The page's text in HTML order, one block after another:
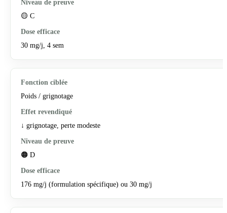
🟡 C
30 mg/j, 4 sem
Poids / grignotage
↓ grignotage, perte modeste
🟠 D
176 mg/j (formulation spécifique) ou 30 mg/j